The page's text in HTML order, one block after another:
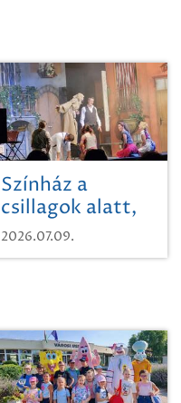
Színház a
csillagok alatt,
sikeres nyitány
Szikszón
2026.07.09.